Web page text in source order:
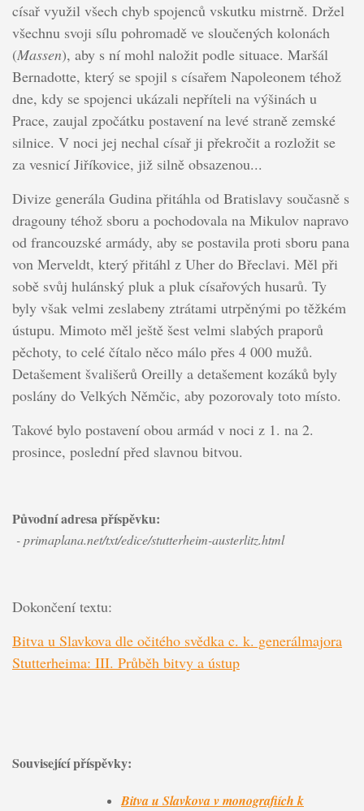
císař využil všech chyb spojenců vskutku mistrně. Držel
všechnu svoji sílu pohromadě ve sloučených kolonách
(Massen), aby s ní mohl naložit podle situace. Maršál
Bernadotte, který se spojil s císařem Napoleonem téhož
dne, kdy se spojenci ukázali nepříteli na výšinách u
Prace, zaujal zpočátku postavení na levé straně zemské
silnice. V noci jej nechal císař ji překročit a rozložit se
za vesnicí Jiříkovice, již silně obsazenou...
Divize generála Gudina přitáhla od Bratislavy současně s
dragouny téhož sboru a pochodovala na Mikulov napravo
od francouzské armády, aby se postavila proti sboru pana
von Merveldt, který přitáhl z Uher do Břeclavi. Měl při
sobě svůj hulánský pluk a pluk císařových husarů. Ty
byly však velmi zeslabeny ztrátami utrpěnými po těžkém
ústupu. Mimoto měl ještě šest velmi slabých praporů
pěchoty, to celé čítalo něco málo přes 4 000 mužů.
Detašement švališerů Oreilly a detašement kozáků byly
poslány do Velkých Němčic, aby pozorovaly toto místo.
Takové bylo postavení obou armád v noci z 1. na 2.
prosince, poslední před slavnou bitvou.
Původní adresa příspěvku:
- primaplana.net/txt/edice/stutterheim-austerlitz.html
Dokončení textu:
Bitva u Slavkova dle očitého svědka c. k. generálmajora
Stutterheima: III. Průběh bitvy a ústup
Související příspěvky:
Bitva u Slavkova v monografiích k